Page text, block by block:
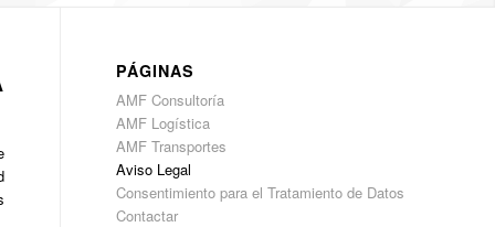
PÁGINAS
AMF Consultoría
AMF Logística
AMF Transportes
Aviso Legal
Consentimiento para el Tratamiento de Datos
Contactar